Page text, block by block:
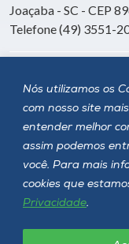
Nós utilizamos os
com nosso site
entender melhor
assim podemos
você. Para mais
cookies que
Privacidade.
Joaçaba - SC - CEP
Telefone (49) 3551-
Siga a